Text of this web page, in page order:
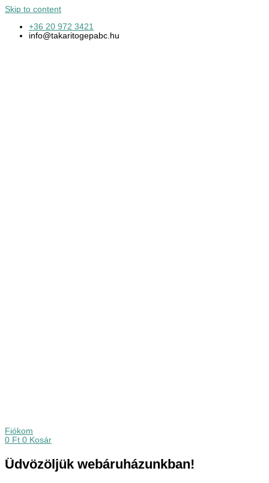
Skip to content
+36 20 972 3421
info@takaritogepabc.hu
Fiókom
0 Ft 0 Kosár
Üdvözöljük webáruházunkban!